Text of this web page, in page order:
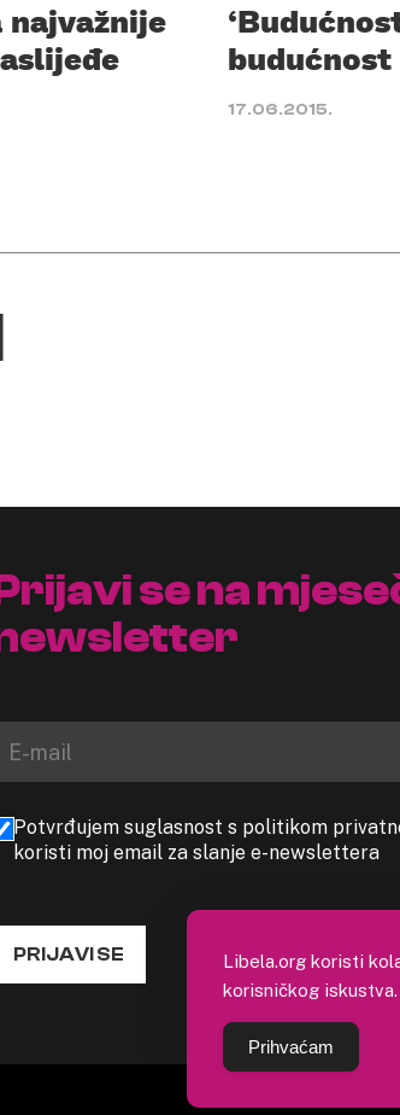
najvažnije
budućnost
17.06.2015.
se na
Potvrđujem suglasnost s politikom
koristi moj email za slanje e-newslettera
PRIJAVI SE
Libela.org koristi
korisničkog iskustva.
Prihvaćam